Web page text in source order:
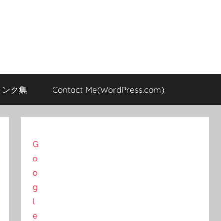
ク集 Contact Me(WordPress.com)
G
o
o
g
l
e